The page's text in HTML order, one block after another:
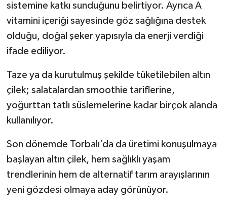
sistemine katkı sunduğunu belirtiyor. Ayrıca A
vitamini içeriği sayesinde göz sağlığına destek
olduğu, doğal şeker yapısıyla da enerji verdiği
ifade ediliyor.
Taze ya da kurutulmuş şekilde tüketilebilen altın
çilek; salatalardan smoothie tariflerine,
yoğurttan tatlı süslemelerine kadar birçok alanda
kullanılıyor.
Son dönemde Torbalı’da da üretimi konuşulmaya
başlayan altın çilek, hem sağlıklı yaşam
trendlerinin hem de alternatif tarım arayışlarının
yeni gözdesi olmaya aday görünüyor.